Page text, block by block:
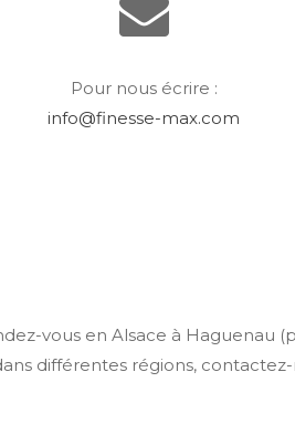
Pour nous écrire :
info@finesse-max.com
vous en Alsace à Haguenau
différentes régions, contactez-